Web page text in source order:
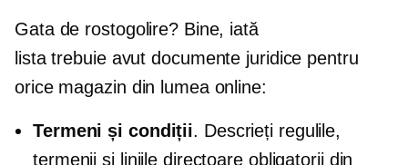
Gata de rostogolire? Bine, iată
listatrebuie avut documente juridice pentru
orice magazin din lumea online:
Termeni și condiții. Descrieți regulile,
termenii și liniile directoare obligatorii din